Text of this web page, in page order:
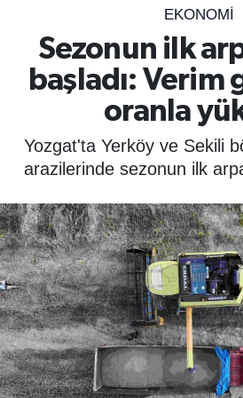
EKONOMİ
Sezonun ilk
başladı: Verim
oranla
Yozgat'ta Yerköy ve Sekili
arazilerinde sezonun ilk
ÇEVRE
BİLİM - TEKNOLOJİ
KADIN
KÜLTÜR SANAT
MAGAZİN